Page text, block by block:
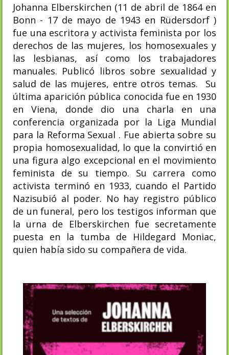
Johanna Elberskirchen (11 de abril de 1864 en
Bonn - 17 de mayo de 1943 en Rüdersdorf )
fue una escritora y activista feminista por los
derechos de las mujeres, los homosexuales y
las lesbianas, así como los trabajadores
manuales. Publicó libros sobre sexualidad y
salud de las mujeres, entre otros temas. Su
última aparición pública conocida fue en 1930
en Viena, donde dio una charla en una
conferencia organizada por la Liga Mundial
para la Reforma Sexual . Fue abierta sobre su
propia homosexualidad, lo que la convirtió en
una figura algo excepcional en el movimiento
feminista de su tiempo. Su carrera como
activista terminó en 1933, cuando el Partido
Nazisubió al poder. No hay registro público
de un funeral, pero los testigos informan que
la urna de Elberskirchen fue secretamente
puesta en la tumba de Hildegard Moniac,
quien había sido su compañera de vida.